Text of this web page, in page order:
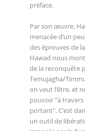
préface.
Par son œuvre,
menacée d’un
des épreuves de
Hawad nous
de la reconquête
Temujagha/
on veut l’être, et
pouvoir "à travers le viseur de son fusil braqué à bout
portant". C’est dans ce sens que la poésie de Hawad est
un outil de